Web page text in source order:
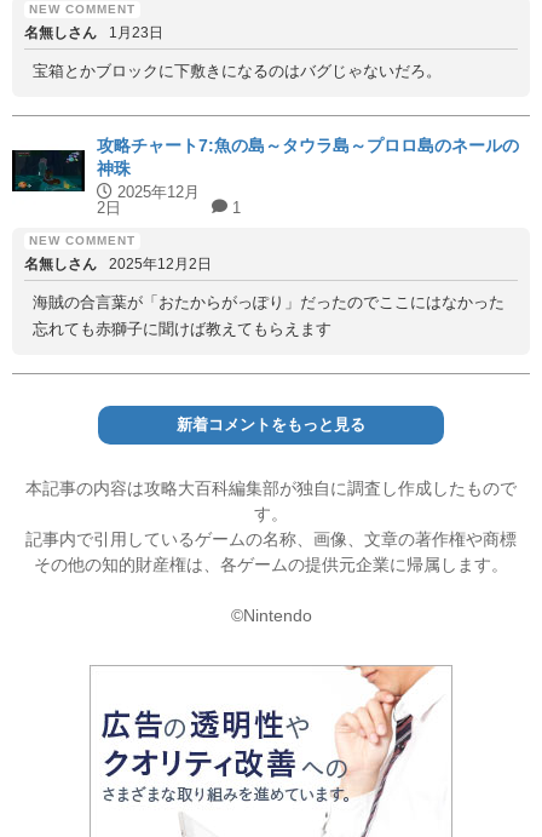
名無しさん 1月23日
宝箱とかブロックに下敷きになるのはバグじゃないだろ。
攻略チャート7:魚の島～タウラ島～プロロ島のネールの
神珠
2025年12月
2日
1
名無しさん 2025年12月2日
海賊の合言葉が「おたからがっぽり」だったのでここにはなかった
忘れても赤獅子に聞けば教えてもらえます
新着コメントをもっと見る
本記事の内容は攻略大百科編集部が独自に調査し作成したもので
す。
記事内で引用しているゲームの名称、画像、文章の著作権や商標
その他の知的財産権は、各ゲームの提供元企業に帰属します。
©Nintendo